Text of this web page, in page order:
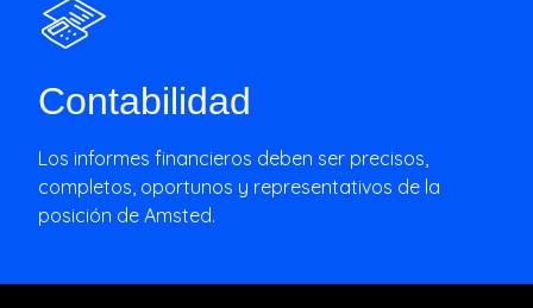
Contabilidad
Los informes financieros deben ser precisos,
completos, oportunos y representativos de la
posición de Amsted.